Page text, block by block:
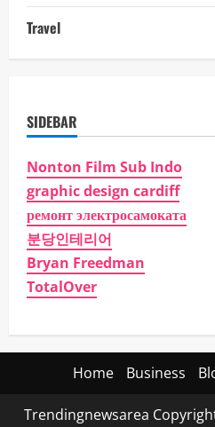
Travel
SIDEBAR
Nonton Film Sub Indo
graphic design cardiff
ремонт электросамоката
분당인테리어
Bryan Freedman
TotalOver
Home Business
Trendingnewsarea